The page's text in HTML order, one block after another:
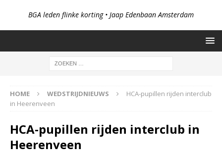
BGA leden flinke korting • Jaap Edenbaan Amsterdam
HOME WEDSTRIJDNIEUWS
HCA-pupillen rijden interclub
in Heerenveen
HCA-pupillen rijden interclub in
Heerenveen